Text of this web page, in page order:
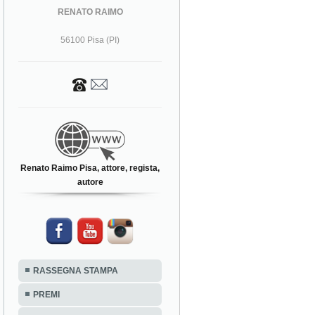
RENATO RAIMO
56100 Pisa (PI)
Renato Raimo Pisa, attore, regista,
autore
RASSEGNA STAMPA
PREMI